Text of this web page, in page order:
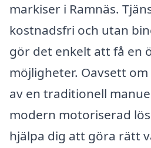
markiser i Ramnäs.
kostnadsfri och utan
gör det enkelt att få en
möjligheter. Oavsett
av en traditionell
modern motoriserad
hjälpa dig att göra rätt